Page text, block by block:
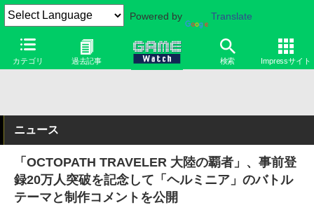
Powered by Translate
カテゴリ 過去記事 検索 Impressサイト
ニュース
「OCTOPATH TRAVELER 大陸の覇者」、事前登
録20万人突破を記念して「ヘルミニア」のバトル
テーマと制作コメントを公開